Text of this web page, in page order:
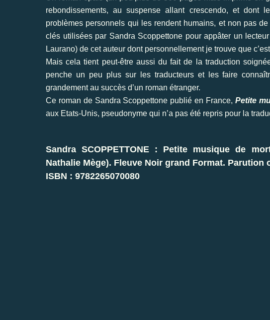
rebondissements, au suspense allant crescendo, et dont
problèmes personnels qui les rendent humains, et non pas
clés utilisées par Sandra Scoppettone pour appâter un
Laurano) de cet auteur dont personnellement je trouve que
Mais cela tient peut-être aussi du fait de la traduction
penche un peu plus sur les traducteurs et les faire
grandement au succès d’un roman étranger.
Ce roman de Sandra Scoppettone publié en France, Petite
aux Etats-Unis, pseudonyme qui n’a pas été repris pour la
Sandra SCOPPETTONE : Petite musique de
Nathalie Mège). Fleuve Noir grand Format. Parution
ISBN : 9782265070080